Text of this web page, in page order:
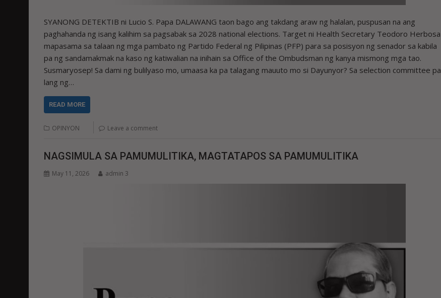
SYANONG DETEKTIB ni Lucio S. Papa DALAWANG taon bago ang takdang araw ng halalan, puspusan na ang
paghahanda ng isang kalihim sa pagsabak sa 2028 national elections. Target ni Health Secretary Teodoro Herbosa
mapasama sa talaan ng mga pambato ng Partido Federal ng Pilipinas (PFP) para sa posisyon ng senador sa kabila
pa ng sandamakmak na kaso ng katiwalian na inihain sa Office of the Ombudsman ng kanya mismong mga tao.
Susmaryosep! Sa dami ng bulilyaso mo, umaasa ka pa talagang mauuto mo si Dayunyor? Sa selection committee pa
lang ng…
READ MORE
OPINYON Leave a comment
NAGSIMULA SA PAMUMULITIKA, MAGTATAPOS SA PAMUMULITIKA
May 11, 2026 admin 3